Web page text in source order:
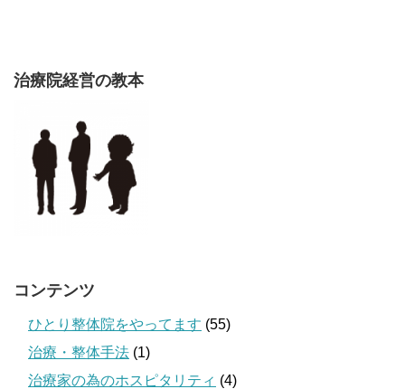
治療院経営の教本
コンテンツ
ひとり整体院をやってます (55)
治療・整体手法 (1)
治療家の為のホスピタリティ (4)